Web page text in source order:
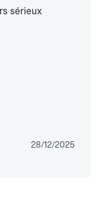
sérieux
28/12/2025